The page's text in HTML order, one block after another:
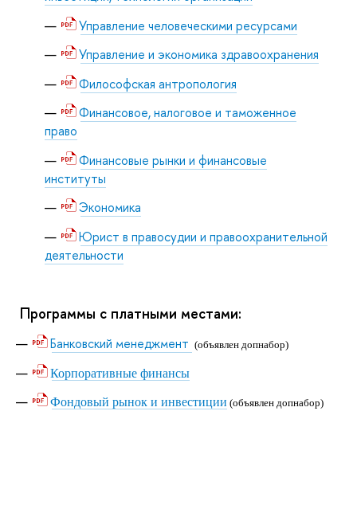
Управление человеческими ресурсами
Управление и экономика здравоохранения
Философская антропология
Финансовое, налоговое и таможенное
право
Финансовые рынки и финансовые
институты
Экономика
Юрист в правосудии и правоохранительной
деятельности
Программы с платными местами:
Банковский менеджмент (объявлен допнабор)
Корпоративные финансы
Фондовый рынок и инвестиции (объявлен допнабор)